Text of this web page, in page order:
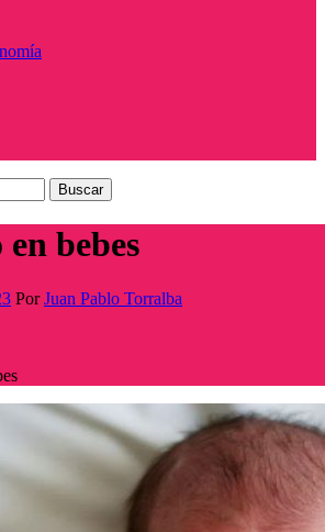
bebes
PorJuan Pablo Torralba